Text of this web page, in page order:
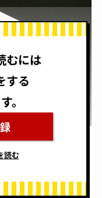
むには
する
。
読む